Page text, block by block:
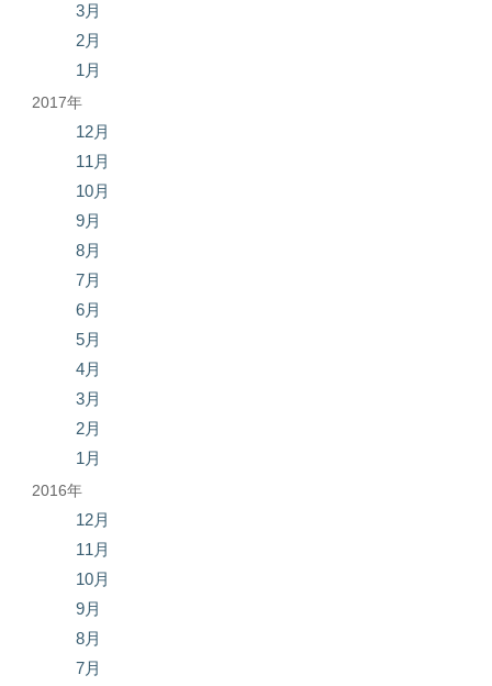
3月
2月
1月
2017年
12月
11月
10月
9月
8月
7月
6月
5月
4月
3月
2月
1月
2016年
12月
11月
10月
9月
8月
7月